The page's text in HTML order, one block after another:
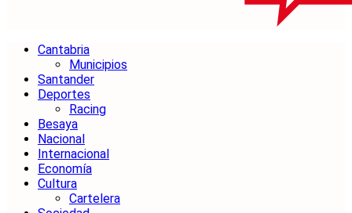
Cantabria
Municipios
Santander
Deportes
Racing
Besaya
Nacional
Internacional
Economía
Cultura
Cartelera